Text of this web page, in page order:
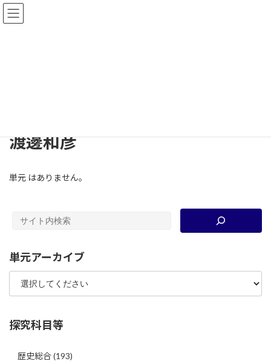
コ
ン
ナ
ビ
教材共有サイト2.0−高大連携歴史教育研究
渡邊和彦
単元 はありません。
単元アーカイブ
探究科目等
歴史総合(193)